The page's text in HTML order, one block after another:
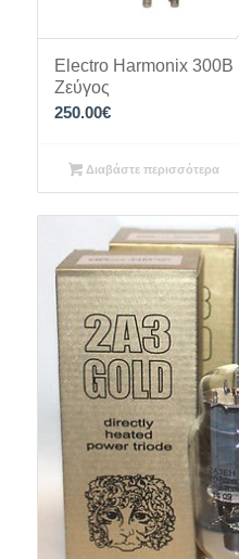
Electro Harmonix 300B
Ζεύγος
250.00€
Διαβάστε περισσότερα